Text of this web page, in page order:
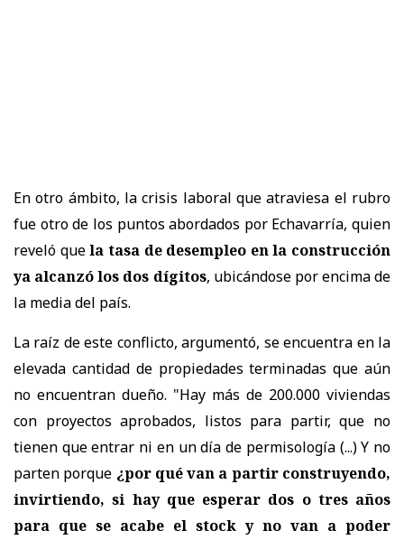
En otro ámbito, la crisis laboral que atraviesa el rubro
fue otro de los puntos abordados por Echavarría, quien
reveló quela tasa de desempleo en la construcción
ya alcanzó los dos dígitos, ubicándose por encima de
la media del país.
La raíz de este conflicto, argumentó, se encuentra en la
elevada cantidad de propiedades terminadas que aún
no encuentran dueño. "Hay más de 200.000 viviendas
con proyectos aprobados, listos para partir, que no
tienen que entrar ni en un día de permisología (...) Y no
parten porque ¿por qué van a partir construyendo,
invirtiendo, si hay que esperar dos o tres años
para que se acabe el stock y no van a poder